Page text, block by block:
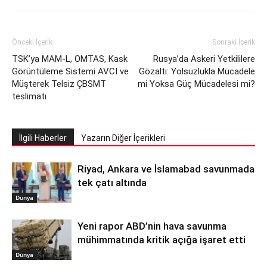
Önceki İçerik
TSK’ya MAM-L, OMTAS, Kask
Görüntüleme Sistemi AVCI ve
Müşterek Telsiz ÇBSMT
teslimatı
Sonraki İçerik
Rusya’da Askeri Yetkililere
Gözaltı: Yolsuzlukla Mücadele
mi Yoksa Güç Mücadelesi mi?
İlgili Haberler Yazarın Diğer İçerikleri
Dünya
Riyad, Ankara ve İslamabad savunmada
tek çatı altında
Dünya
Yeni rapor ABD’nin hava savunma
mühimmatında kritik açığa işaret etti